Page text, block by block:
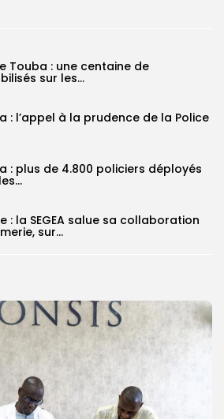
Touba : une centaine de
sur les...
: l’appel à la prudence de la Police
: plus de 4.800 policiers déployés
: la SEGEA salue sa collaboration
sur...